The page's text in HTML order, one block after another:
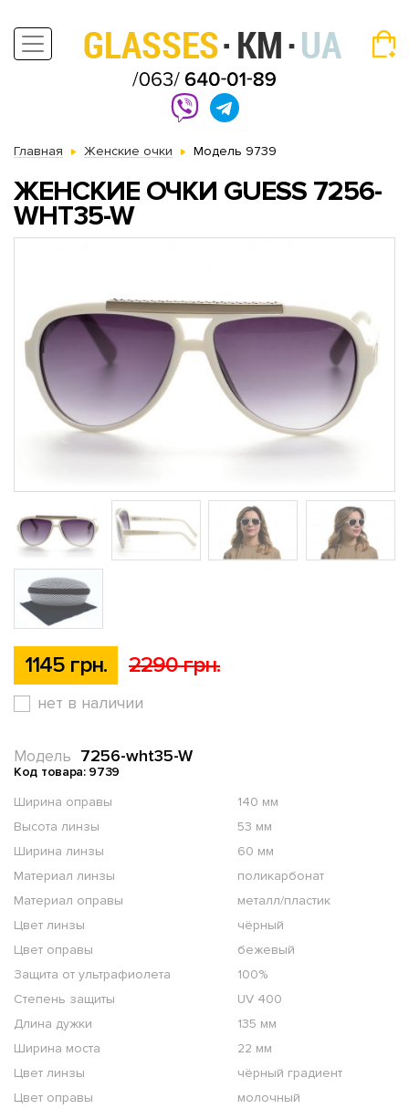
Главная Женские очки Модель 9739
ЖЕНСКИЕ ОЧКИ GUESS 7256-
WHT35-W
1145 грн. 2290 грн.
нет в наличии
7256-wht35-W
Модель
Код товара: 9739
Ширина оправы
140 мм
Высота линзы
53 мм
Ширина линзы
60 мм
Материал линзы
поликарбонат
Материал оправы
металл/пластик
Цвет линзы
чёрный
Цвет оправы
бежевый
Защита от ультрафиолета
100%
Степень защиты
UV 400
Длина дужки
135 мм
Ширина моста
22 мм
Цвет линзы
чёрный градиент
Цвет оправы
молочный